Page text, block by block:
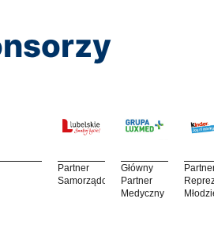
Partner
Samorządowy
Główny
Partner
Medyczny